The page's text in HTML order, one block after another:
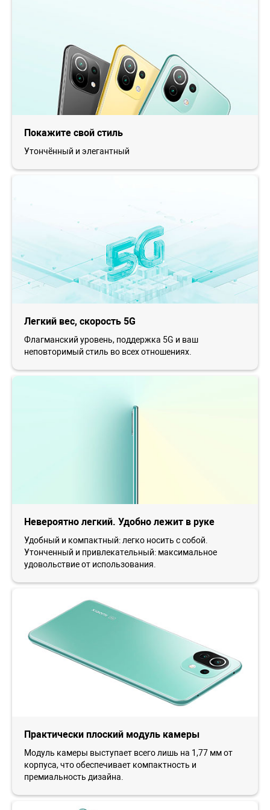
Покажите свой стиль
Утончённый и элегантный
Легкий вес, скорость 5G
Флагманский уровень, поддержка 5G и ваш
неповторимый стиль во всех отношениях.
Невероятно легкий. Удобно лежит в руке
Удобный и компактный: легко носить с собой.
Утонченный и привлекательный: максимальное
удовольствие от использования.
Практически плоский модуль камеры
Модуль камеры выступает всего лишь на 1,77 мм от
корпуса, что обеспечивает компактность и
премиальность дизайна.